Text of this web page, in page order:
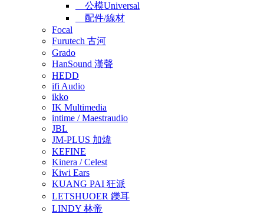
公模Universal
配件/線材
Focal
Furutech 古河
Grado
HanSound 漢聲
HEDD
ifi Audio
ikko
IK Multimedia
intime / Maestraudio
JBL
JM-PLUS 加煒
KEFINE
Kinera / Celest
Kiwi Ears
KUANG PAI 狂派
LETSHUOER 鑠耳
LINDY 林帝